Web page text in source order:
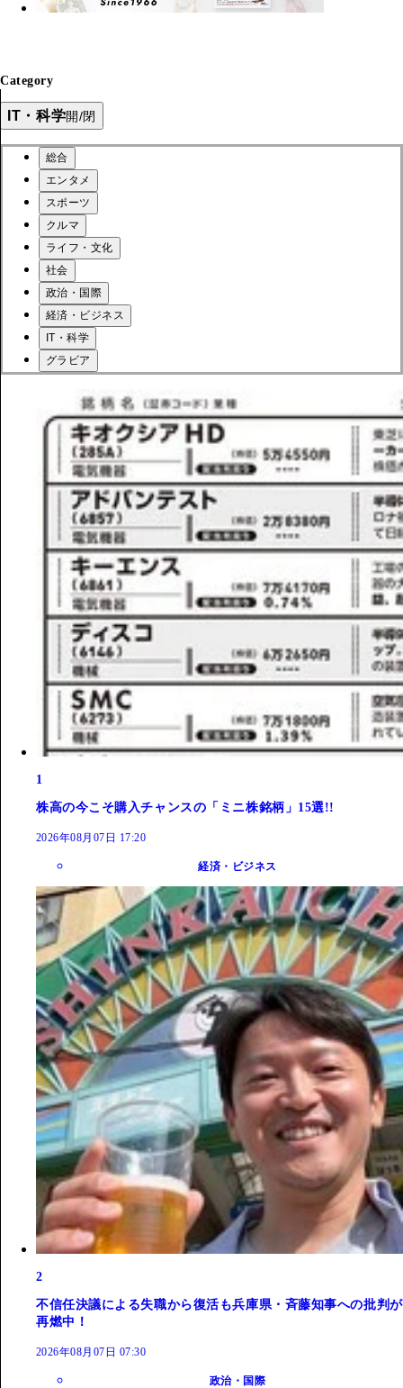
Category
IT・科学開/閉
総合
エンタメ
スポーツ
クルマ
ライフ・文化
社会
政治・国際
経済・ビジネス
IT・科学
グラビア
1
株高の今こそ購入チャンスの「ミニ株銘柄」15選!!
2026年08月07日 17:20
経済・ビジネス
2
不信任決議による失職から復活も兵庫県・斉藤知事への批判が
再燃中！
2026年08月07日 07:30
政治・国際